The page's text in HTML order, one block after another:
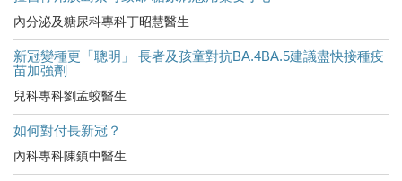
內分泌及糖尿科專科丁昭慧醫生
新冠變種更「聰明」 長者及孩童對抗BA.4BA.5建議盡快接種疫
苗加強劑
兒科專科劉孟蛟醫生
如何對付長新冠？
內科專科陳鎮中醫生